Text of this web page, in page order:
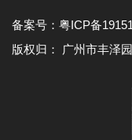
备案号： 粤ICP备
版权归： 广州市丰泽